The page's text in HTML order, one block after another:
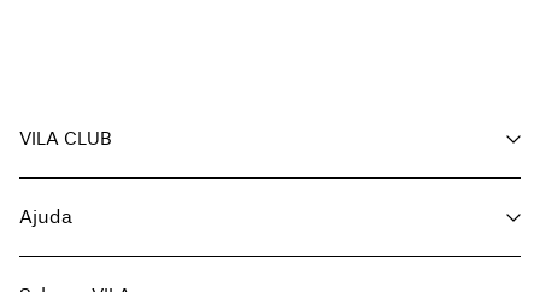
VILA CLUB
Acompanhar encomenda
Ajuda